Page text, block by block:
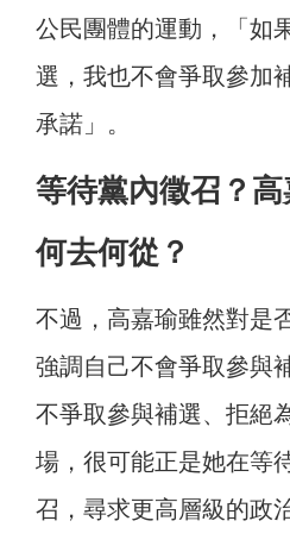
公民團體的運動，「如
選，我也不會爭取參加
承諾」。
等待黨內徵召？
何去何從？
不過，高嘉瑜雖然對是
強調自己不會爭取參與
不爭取參與補選、拒絕
場，很可能正是她在等
召，尋求更高層級的政